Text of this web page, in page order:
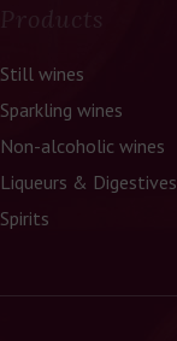
Products
Still wines
Sparkling wines
Non-alcoholic wines
Liqueurs & Digestives
Spirits